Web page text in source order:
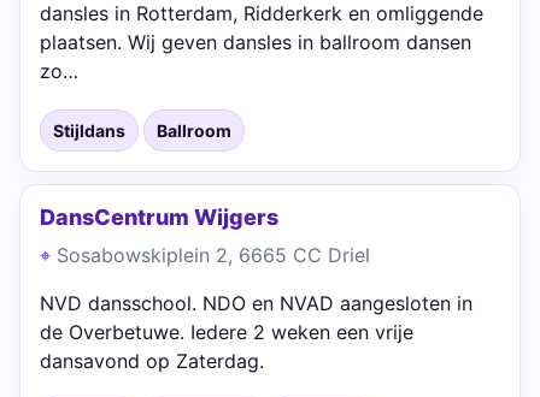
dansles in Rotterdam, Ridderkerk en omliggende
plaatsen. Wij geven dansles in ballroom dansen
zo…
Stijldans Ballroom
DansCentrum Wijgers
Sosabowskiplein 2, 6665 CC Driel
NVD dansschool. NDO en NVAD aangesloten in
de Overbetuwe. Iedere 2 weken een vrije
dansavond op Zaterdag.